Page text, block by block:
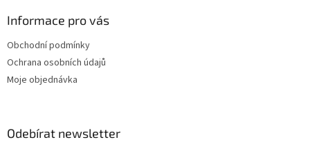
Informace pro vás
Obchodní podmínky
Ochrana osobních údajů
Moje objednávka
Odebírat newsletter